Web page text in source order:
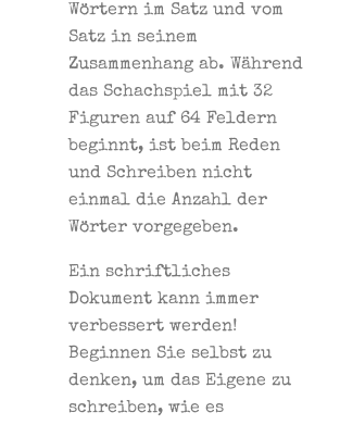
Wörtern im Satz und vom
Satz in seinem
Zusammenhang ab. Während
das Schachspiel mit 32
Figuren auf 64 Feldern
beginnt, ist beim Reden
und Schreiben nicht
einmal die Anzahl der
Wörter vorgegeben.
Ein schriftliches
Dokument kann immer
verbessert werden!
Beginnen Sie selbst zu
denken, um das Eigene zu
schreiben, wie es